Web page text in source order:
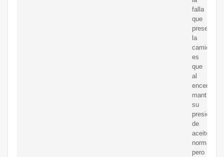
falla
que
presenta
la
camioneta
es
que
al
encenderla
mantiene
su
presion
de
aceite
normal
pero